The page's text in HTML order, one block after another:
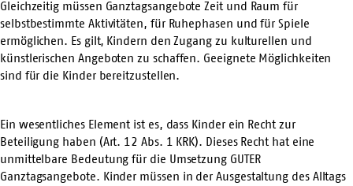
Gleichzeitig müssen Ganztagsangebote Zeit und Raum für
selbstbestimmte Aktivitäten, für Ruhephasen und für Spiele
ermöglichen. Es gilt, Kindern den Zugang zu kulturellen und
künstlerischen Angeboten zu schaffen. Geeignete Möglichkeiten
sind für die Kinder bereitzustellen.
Ein wesentliches Element ist es, dass Kinder ein Recht zur
Beteiligung haben (Art. 12 Abs. 1 KRK). Dieses Recht hat eine
unmittelbare Bedeutung für die Umsetzung GUTER
Ganztagsangebote. Kinder müssen in der Ausgestaltung des Alltags